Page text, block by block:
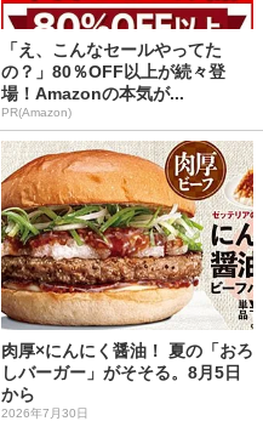
「え、こんなセールやってた
の？」80％OFF以上が続々登
場！Amazonの本気が...
PR(Amazon)
肉厚×にんにく醤油！ 夏の「おろ
しバーガー」がそそる。8月5日
から
2026年7月30日